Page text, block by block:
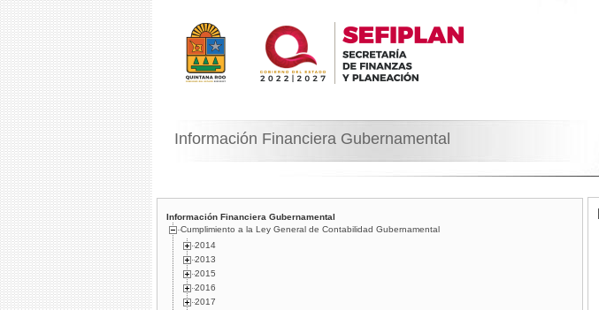
Información Financiera Gubernamental
Información Financiera Gubernamental
Cumplimiento a la Ley General de Contabilidad Gubernamental
2014
2013
2015
2016
2017